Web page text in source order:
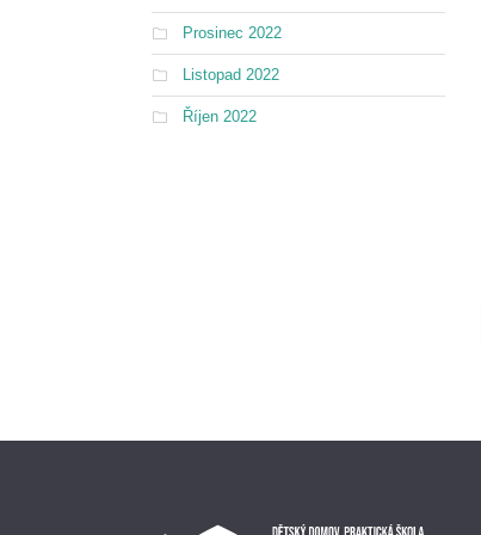
Prosinec 2022
Listopad 2022
Říjen 2022